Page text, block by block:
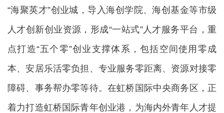
“海聚英才”创业城，导入海创学院、海创基金等市级
人才创新创业资源，形成“一站式”人才服务平台，重
点打造“五个零”创业支撑体系，包括空间使用零成
本、安居乐活零负担、专业服务零距离、资源对接零
障碍、事务帮办零等待。在虹桥国际中央商务区，正
着力打造虹桥国际青年创业港，为海内外青年人才提